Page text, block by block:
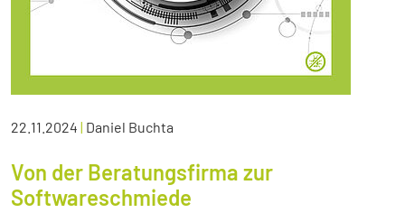
22.11.2024 | Daniel Buchta
Von der Beratungsfirma zur
Softwareschmiede